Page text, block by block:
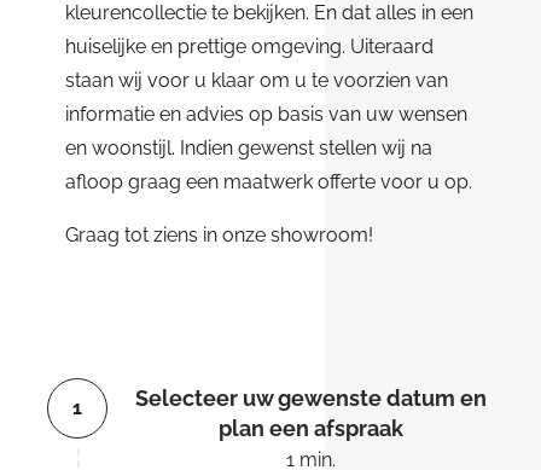
kleurencollectie te bekijken. En dat alles in een
huiselijke en prettige omgeving. Uiteraard
staan wij voor u klaar om u te voorzien van
informatie en advies op basis van uw wensen
en woonstijl. Indien gewenst stellen wij na
afloop graag een maatwerk offerte voor u op.
Graag tot ziens in onze showroom!
1
Selecteer uw gewenste datum en
plan een afspraak
1 min.